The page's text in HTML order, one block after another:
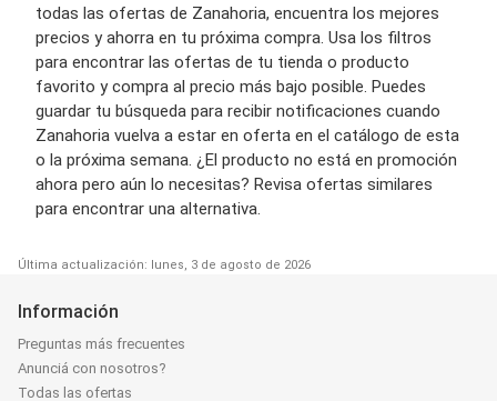
todas las ofertas de Zanahoria, encuentra los mejores
precios y ahorra en tu próxima compra. Usa los filtros
para encontrar las ofertas de tu tienda o producto
favorito y compra al precio más bajo posible. Puedes
guardar tu búsqueda para recibir notificaciones cuando
Zanahoria vuelva a estar en oferta en el catálogo de esta
o la próxima semana. ¿El producto no está en promoción
ahora pero aún lo necesitas? Revisa ofertas similares
para encontrar una alternativa.
Última actualización: lunes, 3 de agosto de 2026
Información
Preguntas más frecuentes
Anunciá con nosotros?
Todas las ofertas